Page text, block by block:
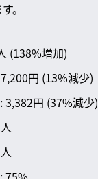
。
(138%増加)
円 (13%減少)
3,382円 (37%減少)